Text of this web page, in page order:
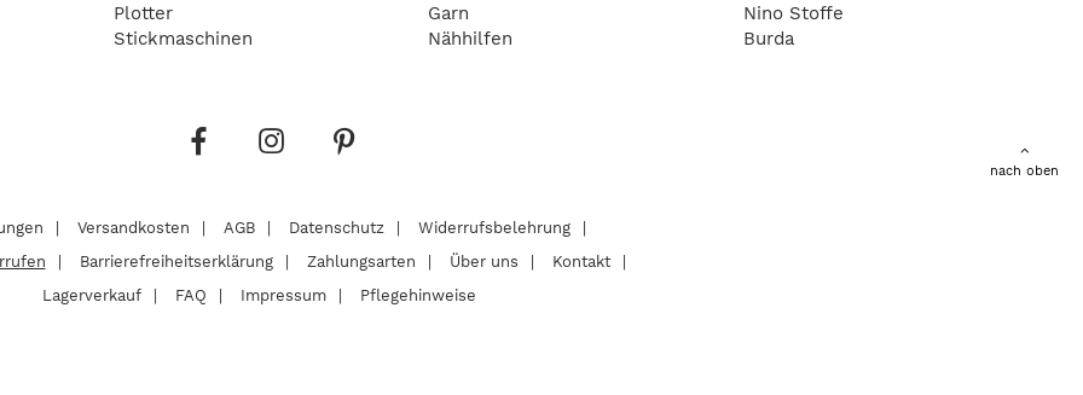
Plotter
Stickmaschinen
Garn
Nähhilfen
Nino Stoffe
Burda
nach oben
Versandkosten AGB Datenschutz
Widerrufsbelehrung
Barrierefreiheitserklärung Zahlungsarten Über uns
Kontakt
Lagerverkauf
FAQ Impressum Pflegehinweise